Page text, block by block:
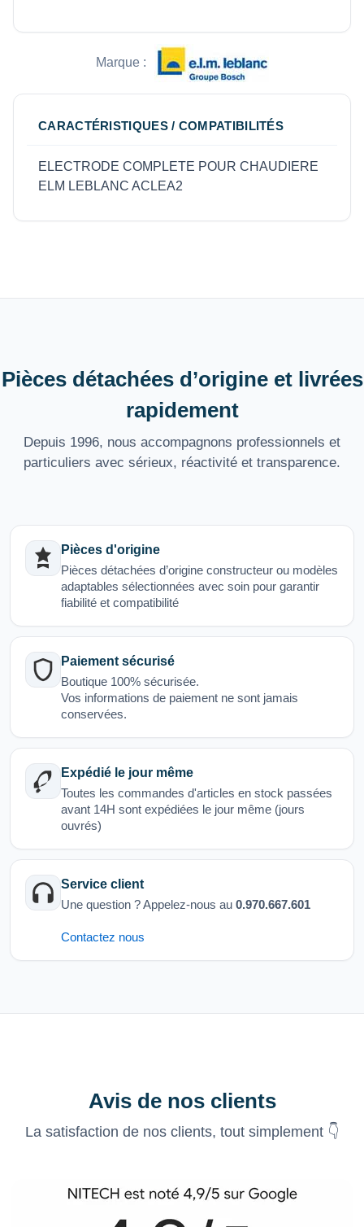
Marque :
CARACTÉRISTIQUES / COMPATIBILITÉS
ELECTRODE COMPLETE POUR CHAUDIERE
ELM LEBLANC ACLEA2
Pièces détachées d’origine et livrées
rapidement
Depuis 1996, nous accompagnons professionnels et
particuliers avec sérieux, réactivité et transparence.
Pièces d'origine
Pièces détachées d’origine constructeur ou modèles
adaptables sélectionnées avec soin pour garantir
fiabilité et compatibilité
Paiement sécurisé
Boutique 100% sécurisée.
Vos informations de paiement ne sont jamais
conservées.
Expédié le jour même
Toutes les commandes d'articles en stock passées
avant 14H sont expédiées le jour même (jours
ouvrés)
Service client
Une question ? Appelez-nous au 0.970.667.601
Contactez nous
Avis de nos clients
La satisfaction de nos clients, tout simplement 👇